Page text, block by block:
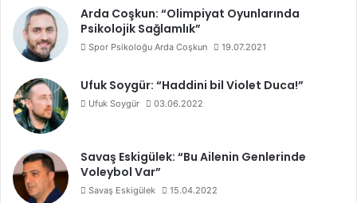
Arda Coşkun: “Olimpiyat Oyunlarında
Psikolojik Sağlamlık”
Spor Psikoloğu Arda Coşkun 19.07.2021
Ufuk Soygür: “Haddini bil Violet Duca!”
Ufuk Soygür 03.06.2022
Savaş Eskigülek: “Bu Ailenin Genlerinde
Voleybol Var”
Savaş Eskigülek 15.04.2022